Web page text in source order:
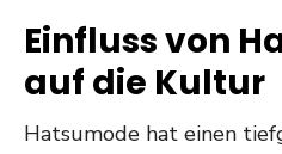
Einfluss von
auf die Kultur
Hatsumode hat einen